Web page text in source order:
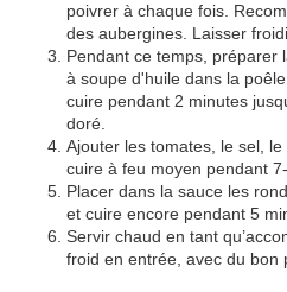
poivrer à chaque fois.
des aubergines. Laisser
Pendant ce temps, préparer
à soupe d'huile dans la
cuire pendant 2 minutes
doré.
Ajouter les tomates, le sel,
cuire à feu moyen pendant
Placer dans la sauce les
et cuire encore pendant 5
Servir chaud en tant
froid en entrée, avec du bon